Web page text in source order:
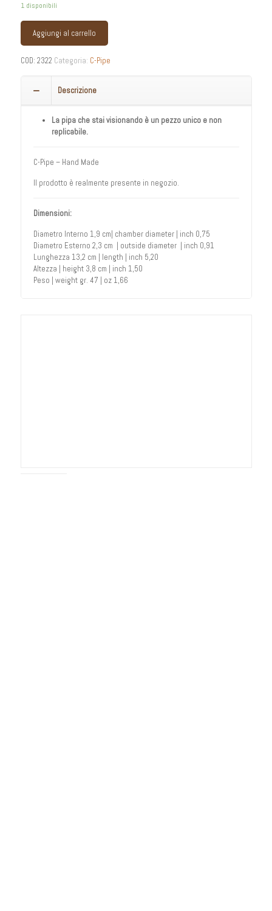
1 disponibili
Aggiungi al carrello
COD: 2322 Categoria: C-Pipe
Descrizione
La pipa che stai visionando è un pezzo unico e non
replicabile.
C-Pipe – Hand Made
Il prodotto è realmente presente in negozio.
Dimensioni:
Diametro Interno 1,9 cm| chamber diameter | inch 0,75
Diametro Esterno 2,3 cm | outside diameter | inch 0,91
Lunghezza 13,2 cm | length | inch 5,20
Altezza | height 3,8 cm | inch 1,50
Peso | weight gr. 47 | oz 1,66